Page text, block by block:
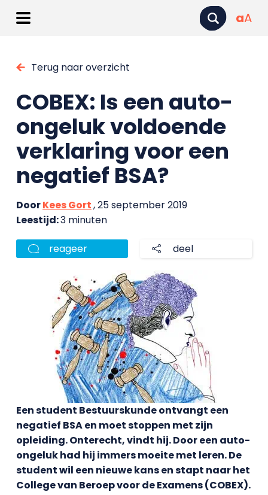
aA
Terug naar overzicht
COBEX: Is een auto-
ongeluk voldoende
verklaring voor een
negatief BSA?
DoorKees Gort, 25 september 2019
Leestijd:3 minuten
reageer deel
Een student Bestuurskunde ontvangt een
negatief BSA en moet stoppen met zijn
opleiding. Onterecht, vindt hij. Door een auto-
ongeluk had hij immers moeite met leren. De
student wil een nieuwe kans en stapt naar het
College van Beroep voor de Examens (COBEX).